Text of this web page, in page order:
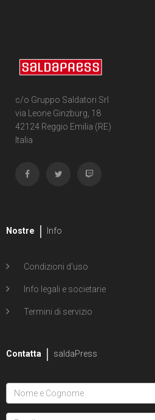
c/o Gruppo Saldatori Srl
via Leone Ginzburg, 18
42124 Reggio Emilia (RE)
Italia
Nostre Info
Condizioni d'uso
Info legali e societarie
Termini di servizio
Contatta saldaPress